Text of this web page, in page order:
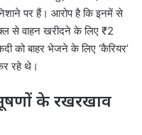
पर हैं। आरोप है कि इनमें से
से वाहन खरीदने के लिए ₹2
को बाहर भेजने के लिए ‘कैरियर’
रहे थे।
के रखरखाव